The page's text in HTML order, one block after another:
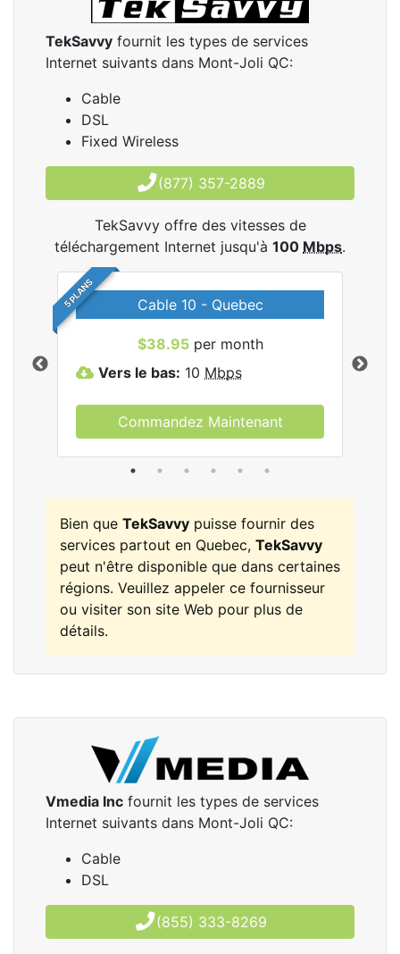
TekSavvy fournit les types de services
Internet suivants dans Mont-Joli QC:
Cable
DSL
Fixed Wireless
(877) 357-2889
TekSavvy offre des vitesses de
téléchargement Internet jusqu'à 100 Mbps.
5 PLANS Cable 10 - Quebec
$38.95per month
Vers le bas: 10 Mbps
Commandez Maintenant
Bien que TekSavvy puisse fournir des
services partout en Quebec, TekSavvy
peut n'être disponible que dans certaines
régions. Veuillez appeler ce fournisseur
ou visiter son site Web pour plus de
détails.
Vmedia Inc fournit les types de services
Internet suivants dans Mont-Joli QC:
Cable
DSL
(855) 333-8269